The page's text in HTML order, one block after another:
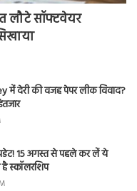
लौटे सॉफ्टवेयर
में देरी की वजह पेपर लीक विवाद?
15 अगस्त से पहले कर लें ये
स्कॉलरशिप